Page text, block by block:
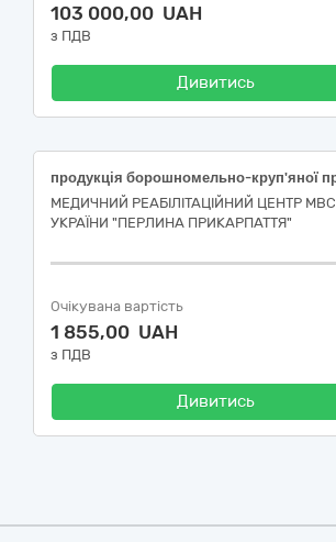
103 000,00 UAH
з ПДВ
Дивитись
МЕДИЧНИЙ РЕАБІЛІТАЦІЙНИЙ ЦЕНТР МВС
УКРАЇНИ "ПЕРЛИНА ПРИКАРПАТТЯ"
Очікувана вартість
1 855,00 UAH
з ПДВ
Дивитись